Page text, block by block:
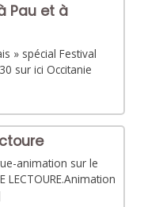
Pau et à
» spécial Festival
sur ici Occitanie
animation sur le
LECTOURE.Animation